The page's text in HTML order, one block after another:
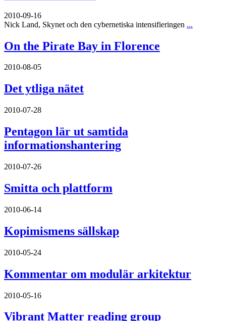
2010-09-16
Nick Land, Skynet och den cybernetiska intensifieringen ...
On the Pirate Bay in Florence
2010-08-05
Det ytliga nätet
2010-07-28
Pentagon lär ut samtida
informationshantering
2010-07-26
Smitta och plattform
2010-06-14
Kopimismens sällskap
2010-05-24
Kommentar om modulär arkitektur
2010-05-16
Vibrant Matter reading group